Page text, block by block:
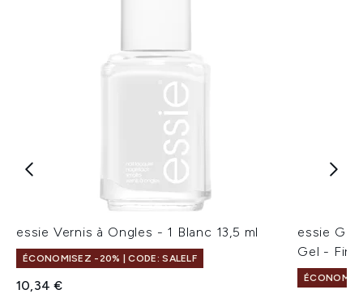
essie Vernis à Ongles - 1 Blanc 13,5 ml
ÉCONOMISEZ -20% | CODE: SALELF
10,34 €
essie Gel
Gel -